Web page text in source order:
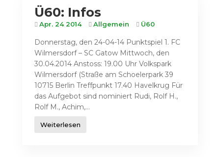
Ü60: Infos
Apr. 24 2014 Allgemein Ü60
Donnerstag, den 24-04-14 Punktspiel 1. FC
Wilmersdorf – SC Gatow Mittwoch, den
30.04.2014 Anstoss: 19.00 Uhr Volkspark
Wilmersdorf (Straße am Schoelerpark 39
10715 Berlin Treffpunkt 17.40 Havelkrug Für
das Aufgebot sind nominiert Rudi, Rolf H.,
Rolf M., Achim,...
Weiterlesen